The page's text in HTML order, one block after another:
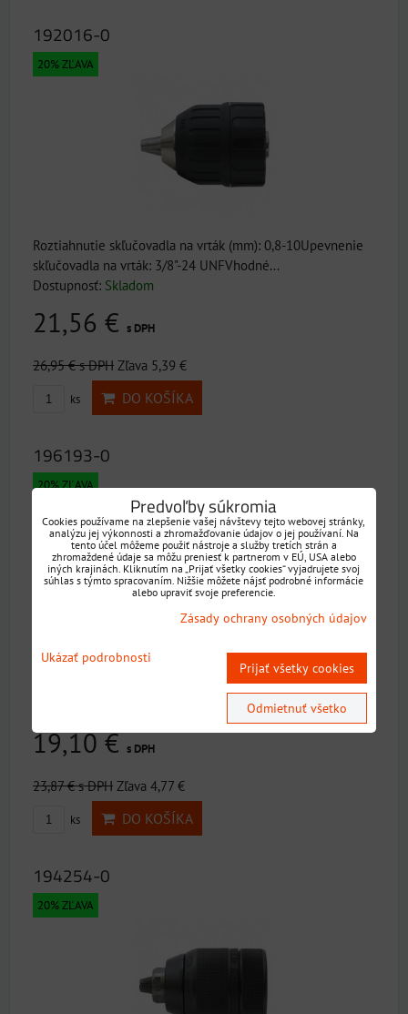
192016-0
20% ZĽAVA
Roztiahnutie skľučovadla na vrták (mm): 0,8-10Upevnenie
skľučovadla na vrták: 3/8"-24 UNFVhodné...
Dostupnosť: Skladom
21,56 € s DPH
26,95 €s DPH Zľava 5,39 €
ks DO KOŠÍKA
196193-0
20% ZĽAVA
Roztiahnutie skľučovadla na vrták (mm): 1,5-13Upevnenie
skľučovadla na vrták: 1/2"-20 UNFVhodné...
19,10 €s DPH
23,87 €s DPH Zľava 4,77 €
ks DO KOŠÍKA
194254-0
20% ZĽAVA
Predvoľby súkromia
Cookies používame na zlepšenie vašej návštevy tejto webovej stránky,
analýzu jej výkonnosti a zhromažďovanie údajov o jej používaní. Na
tento účel môžeme použiť nástroje a služby tretích strán a
zhromaždené údaje sa môžu preniesť k partnerom v EÚ, USA alebo
iných krajinách. Kliknutím na „Prijať všetky cookies“ vyjadrujete svoj
súhlas s týmto spracovaním. Nižšie môžete nájsť podrobné informácie
alebo upraviť svoje preferencie.
Zásady ochrany osobných údajov
Ukázať podrobnosti
Prijať všetky cookies
Odmietnuť všetko